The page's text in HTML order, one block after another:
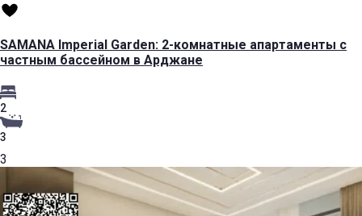
SAMANA Imperial Garden: 2-комнатные апартаменты с
частным бассейном в Арджане
2
3
3